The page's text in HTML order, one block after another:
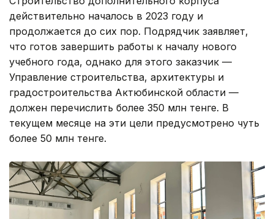
действительно началось в 2023 году и
продолжается до сих пор. Подрядчик заявляет,
что готов завершить работы к началу нового
учебного года, однако для этого заказчик —
Управление строительства, архитектуры и
градостроительства Актюбинской области —
должен перечислить более 350 млн тенге. В
текущем месяце на эти цели предусмотрено чуть
более 50 млн тенге.